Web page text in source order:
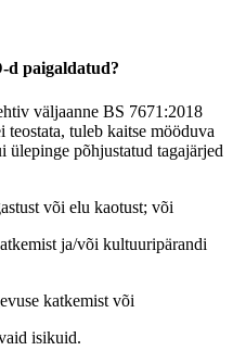
d paigaldatud?
väljaanne BS 7671:2018
teostata, tuleb kaitse mööduva
ülepinge põhjustatud tagajärjed
või elu kaotust; või
ja/või kultuuripärandi
katkemist või
isikuid.